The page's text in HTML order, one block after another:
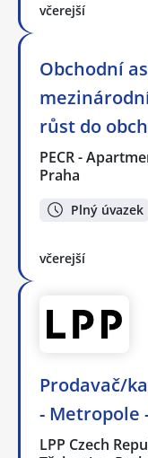
včerejší
Obchodní
růst do
PECR -
Praha
Plný úvazek
včerejší
Prodavač/
- Metropole
LPP Czech